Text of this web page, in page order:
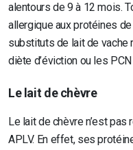
alentours de 9 à 12 mois.
allergique aux protéines
substituts de lait de vache
diète d’éviction ou les
Le lait de chèvre
Le lait de chèvre n’est pas
APLV. En effet, ses